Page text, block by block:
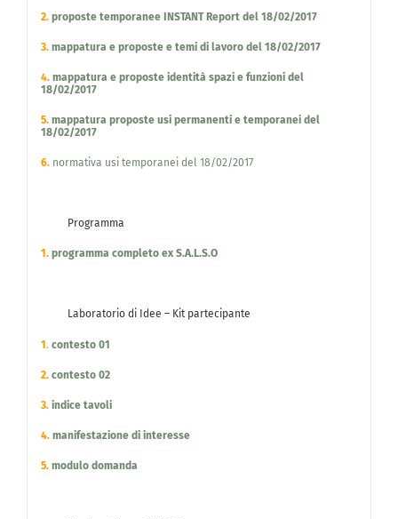
2. proposte temporanee INSTANT Report del 18/02/2017
3. mappatura e proposte e temi di lavoro del 18/02/2017
4. mappatura e proposte identità spazi e funzioni del
18/02/2017
5. mappatura proposte usi permanenti e temporanei del
18/02/2017
6. normativa usi temporanei del 18/02/2017
Programma
1. programma completo ex S.A.L.S.O
Laboratorio di Idee – Kit partecipante
1. contesto 01
2. contesto 02
3. indice tavoli
4. manifestazione di interesse
5. modulo domanda